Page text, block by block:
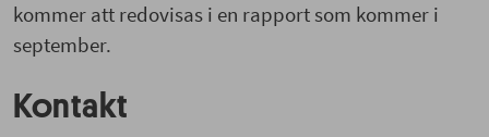
kommer att redovisas i en rapport som kommer i
september.
Kontakt